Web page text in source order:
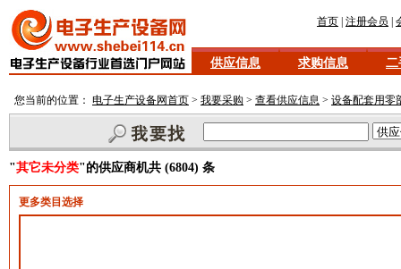
首页 注册会员
供应信息 求购信息 二
您当前的位置： 电子生产设备网首页 > 我要采购 > 查看供应信息 > 设备配套用零
"其它未分类"的供应商机共 (6804) 条
更多类目选择